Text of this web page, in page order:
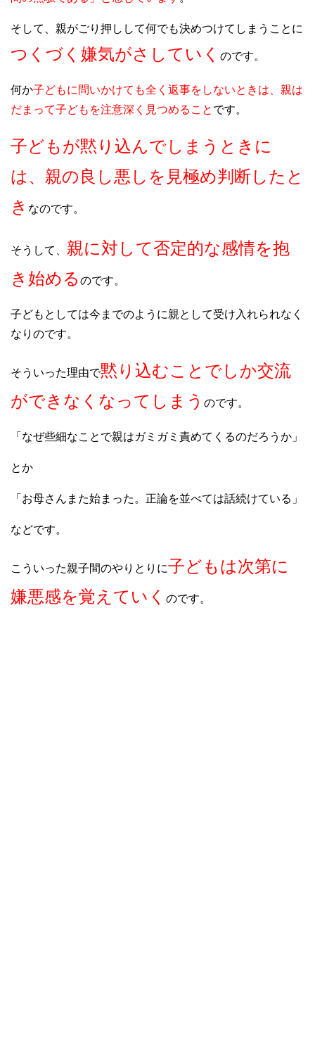
そして、親がごり押しして何でも決めつけてしまうことに
つくづく嫌気がさしていく のです。
何か子どもに問いかけても全く返事をしないときは、親は
だまって子どもを注意深く見つめること です。
子どもが黙り込んでしまうときに
は、親の良し悪しを見極め判断したと
き なのです。
そうして、 親に対して否定的な感情を抱
き始める のです。
子どもとしては今までのように親として受け入れられなく
なりのです。
そういった理由で黙り込むことでしか交流
ができなくなってしまう のです。
「なぜ些細なことで親はガミガミ責めてくるのだろうか」
とか
「お母さんまた始まった。正論を並べては話続けている」
などです。
こういった親子間のやりとりに子どもは次第に
嫌悪感を覚えていく のです。